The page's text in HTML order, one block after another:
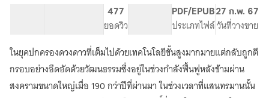
ครัว
ดวงดาว
2
ตอน
แม่
477
ยอดวิว
PDF/EPUB
ประเภทไฟล์
27 ก.พ. 67
วันที่วางขาย
ในยุคปกครองดวงดาวที่เต็มไปด้วยเทคโนโลยีขั้นสูงมากมายแต่กลับถูกตี
กรอบอย่างอึดอัดด้วยวัฒนธรรมซึ่งอยู่ในช่วงกำลังฟื้นฟูหลังข้ามผ่าน
สงครามขนาดใหญ่เมื่อ 190 กว่าปีที่ผ่านมา ในช่วงเวลาที่แสนทรมานนั้น